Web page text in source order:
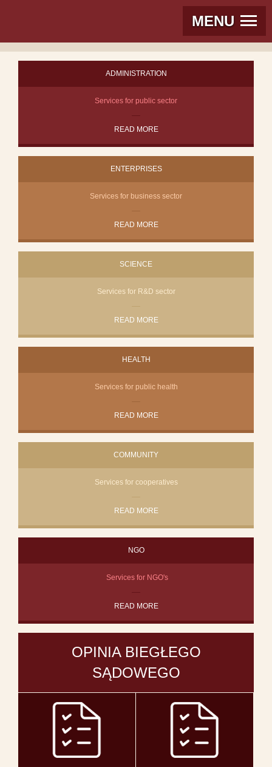
MENU
ADMINISTRATION
Services for public sector
READ MORE
ENTERPRISES
Services for business sector
READ MORE
SCIENCE
Services for R&D sector
READ MORE
HEALTH
Services for public health
READ MORE
COMMUNITY
Services for cooperatives
READ MORE
NGO
Services for NGO's
READ MORE
OPINIA BIEGŁEGO
SĄDOWEGO